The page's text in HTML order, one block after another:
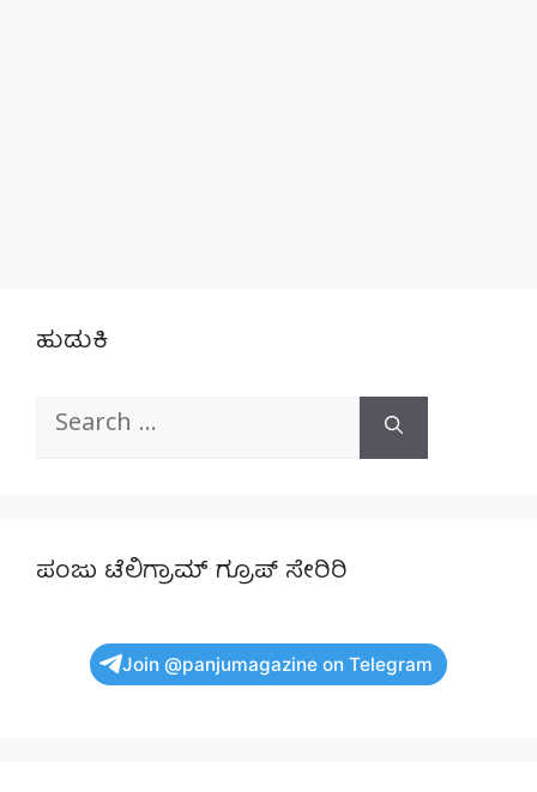
ಹುಡುಕಿ
Search
ಪಂಜು ಟೆಲಿಗ್ರಾಮ್ ಗ್ರೂಪ್ ಸೇರಿರಿ
Join @panjumagazine on Telegram